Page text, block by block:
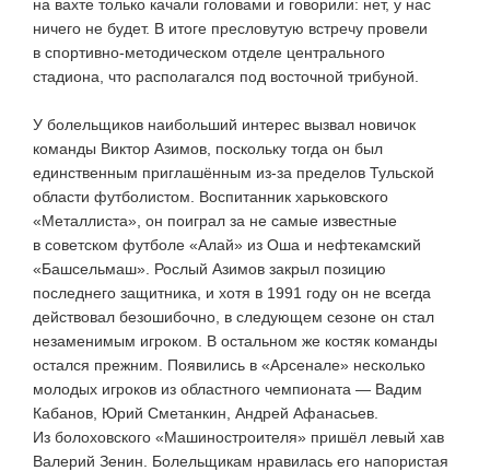
на вахте только качали головами и говорили: нет, у нас
ничего не будет. В итоге пресловутую встречу провели
в спортивно-методическом отделе центрального
стадиона, что располагался под восточной трибуной.
У болельщиков наибольший интерес вызвал новичок
команды Виктор Азимов, поскольку тогда он был
единственным приглашённым из-за пределов Тульской
области футболистом. Воспитанник харьковского
«Металлиста», он поиграл за не самые известные
в советском футболе «Алай» из Оша и нефтекамский
«Башсельмаш». Рослый Азимов закрыл позицию
последнего защитника, и хотя в 1991 году он не всегда
действовал безошибочно, в следующем сезоне он стал
незаменимым игроком. В остальном же костяк команды
остался прежним. Появились в «Арсенале» несколько
молодых игроков из областного чемпионата — Вадим
Кабанов, Юрий Сметанкин, Андрей Афанасьев.
Из болоховского «Машиностроителя» пришёл левый хав
Валерий Зенин. Болельщикам нравилась его напористая